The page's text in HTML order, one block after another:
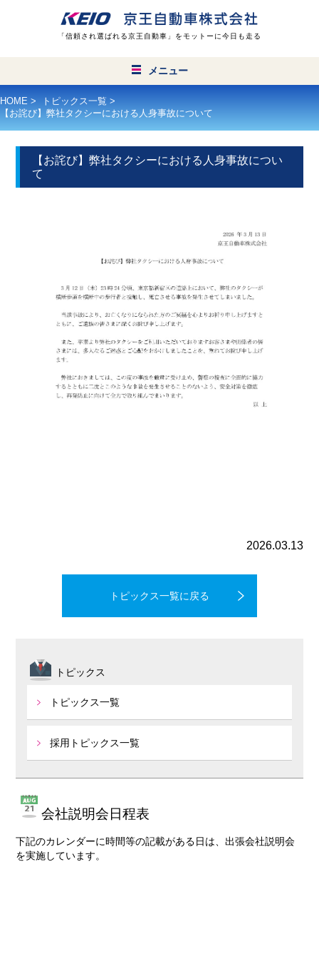
「信頼され選ばれる京王自動車」をモットーに今日も走る
メニュー
24時間無線営業
タクシーを呼ぶ
バス
HOME > トピックス一覧 >
【お詫び】弊社タクシーにおける人身事故について
【お詫び】弊社タクシーにおける人身事故につい
て
2026.03.13
トピックス一覧に戻る
トピックス
トピックス一覧
採用トピックス一覧
会社説明会日程表
下記のカレンダーに時間等の記載がある日は、出張会社説明会
を実施しています。